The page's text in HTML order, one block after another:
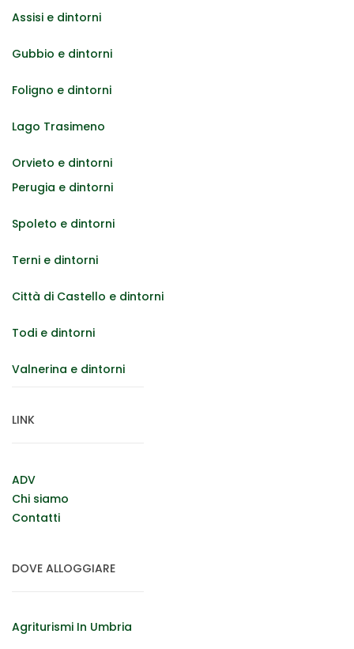
Assisi e dintorni
Gubbio e dintorni
Foligno e dintorni
Lago Trasimeno
Orvieto e dintorni
Perugia e dintorni
Spoleto e dintorni
Terni e dintorni
Città di Castello e dintorni
Todi e dintorni
Valnerina e dintorni
LINK
ADV
Chi siamo
Contatti
DOVE ALLOGGIARE
Agriturismi In Umbria